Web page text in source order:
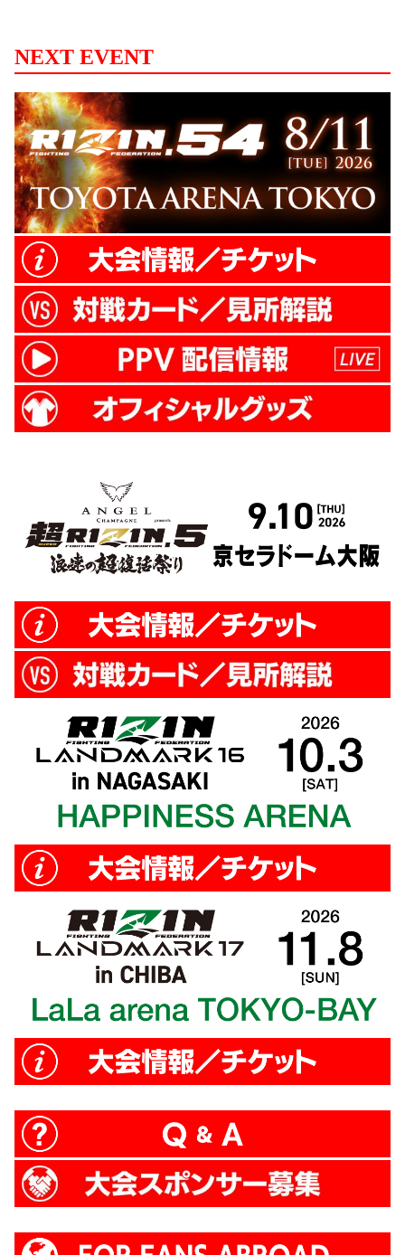
イメージを持っていますか？ 宮田 打撃で
はスペシャリストで。K-1ルールでは勝ち
目はないですけど、総合では打撃も変わっ
てくると思うので、総合の試合をしたいと
思います。 ──試合は見ましたか？ 宮田 対
戦決まってから見ました。 ──前回の試合
とかですか？？ 宮田 前回はすぐ寝かさ...
NEXT EVENT